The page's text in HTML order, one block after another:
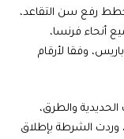
رفع سن التقاعد،
أنحاء فرنسا،
باريس، وفقا لأرقام
والطرق،
وردت الشرطة بإطلاق